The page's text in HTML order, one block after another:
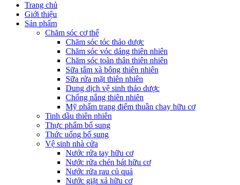
Trang chủ
Giới thiệu
Sản phẩm
Chăm sóc cơ thể
Chăm sóc tóc thảo dược
Chăm sóc vóc dáng thiên nhiên
Chăm sóc toàn thân thiên nhiên
Sữa tắm xà bông thiên nhiên
Sữa rửa mặt thiên nhiên
Dung dịch vệ sinh thảo dược
Chống nắng thiên nhiên
Mỹ phẩm trang điểm thuần chay hữu cơ
Tinh dầu thiên nhiên
Thực phẩm bổ sung
Thức uống bổ sung
Vệ sinh nhà cửa
Nước rửa tay hữu cơ
Nước rửa chén bát hữu cơ
Nước rửa rau củ quả
Nước giặt xả hữu cơ